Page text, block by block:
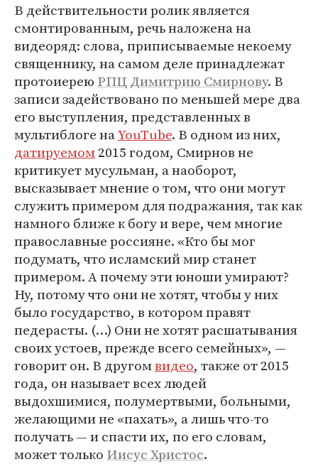
В действительности ролик является
смонтированным, речь наложена на
видеоряд: слова, приписываемые некоему
священнику, на самом деле принадлежат
протоиерею РПЦДимитрию Смирнову. В
записи задействовано по меньшей мере два
его выступления, представленных в
мультиблоге наYouTube. В одном из них,
датируемом2015 годом, Смирнов не
критикует мусульман, а наоборот,
высказывает мнение о том, что они могут
служить примером для подражания, так как
намного ближе к богу и вере, чем многие
православные россияне. «Кто бы мог
подумать, что исламский мир станет
примером. А почему эти юноши умирают?
Ну, потому что они не хотят, чтобы у них
было государство, в котором правят
педерасты. (…) Они не хотят расшатывания
своих устоев, прежде всего семейных», —
говорит он. В другомвидео, также от 2015
года, он называет всех людей
выдохшимися, полумертвыми, больными,
желающими не «пахать», а лишь что-то
получать — и спасти их, по его словам,
может только Иисус Христос.